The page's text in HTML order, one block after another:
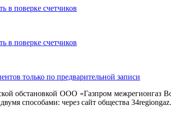
в поверке счетчиков
в поверке счетчиков
только по предварительной записи
обстановкой ООО «Газпром межрегионгаз
способами: через сайт общества